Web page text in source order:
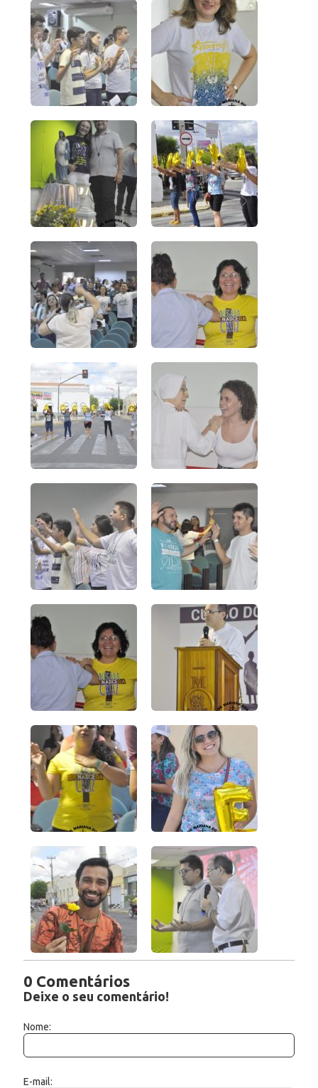
0 Comentários
Deixe o seu comentário!
Nome:
E-mail: